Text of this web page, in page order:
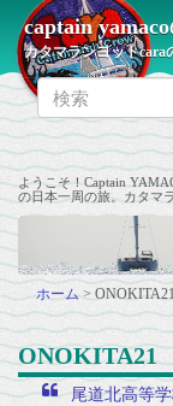
captain
カタマランヨットcara
ようこそ！Captain
の日本一周の旅。カタマ
ホーム >
ONOKITA21
尾道北高等